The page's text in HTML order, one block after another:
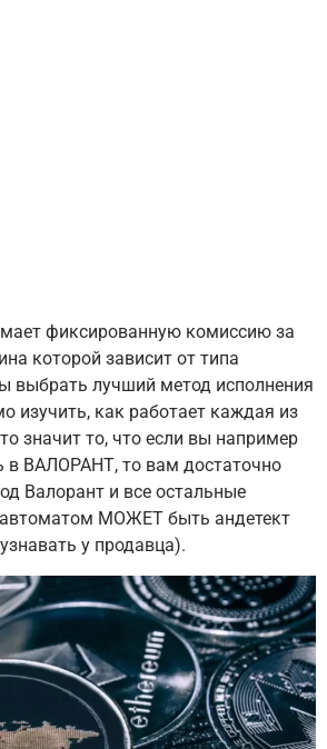
фиксированную комиссию за
которой зависит от типа
выбрать лучший метод исполнения
изучить, как работает каждая из
значит то, что если вы например
в ВАЛОРАНТ, то вам достаточно
Валорант и все остальные
МОЖЕТ быть андетект
у продавца).